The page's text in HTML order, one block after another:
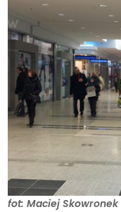
fot: Maciej Skowronek